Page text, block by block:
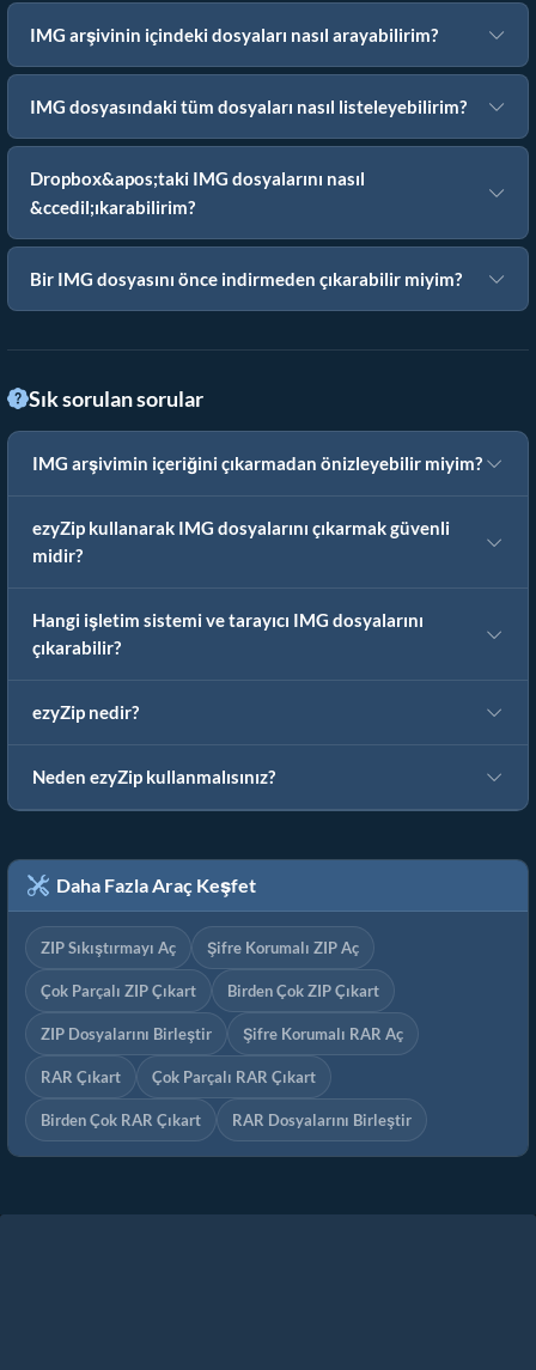
IMG arşivinin içindeki dosyaları nasıl arayabilirim?
IMG dosyasındaki tüm dosyaları nasıl listeleyebilirim?
Dropbox&apos;taki IMG dosyalarını nasıl
&ccedil;ıkarabilirim?
Bir IMG dosyasını önce indirmeden çıkarabilir miyim?
Sık sorulan sorular
IMG arşivimin içeriğini çıkarmadan önizleyebilir miyim?
ezyZip kullanarak IMG dosyalarını çıkarmak güvenli
midir?
Hangi işletim sistemi ve tarayıcı IMG dosyalarını
çıkarabilir?
ezyZip nedir?
Neden ezyZip kullanmalısınız?
Daha Fazla Araç Keşfet
ZIP Sıkıştırmayı Aç Şifre Korumalı ZIP Aç
Çok Parçalı ZIP Çıkart Birden Çok ZIP Çıkart
ZIP Dosyalarını Birleştir Şifre Korumalı RAR Aç
RAR Çıkart Çok Parçalı RAR Çıkart
Birden Çok RAR Çıkart RAR Dosyalarını Birleştir